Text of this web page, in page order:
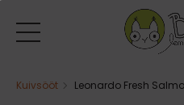
Kuivsööt Leonardo Fresh